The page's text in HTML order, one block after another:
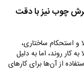
برش چوب نیز با دقت
و استحکام ساختاری،
کار روند، اما به دلیل
از آن‌ها برای کارهای